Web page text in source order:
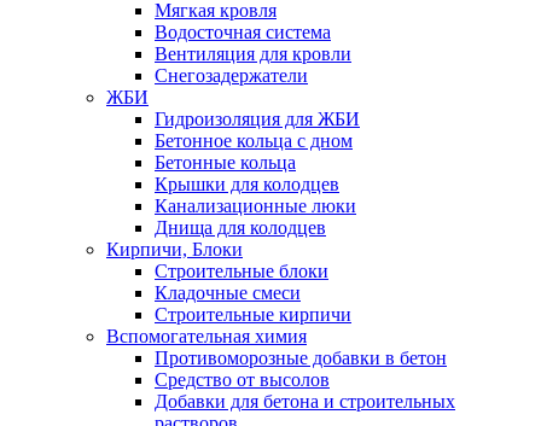
Мягкая кровля
Водосточная система
Вентиляция для кровли
Снегозадержатели
ЖБИ
Гидроизоляция для ЖБИ
Бетонное кольца с дном
Бетонные кольца
Крышки для колодцев
Канализационные люки
Днища для колодцев
Кирпичи, Блоки
Строительные блоки
Кладочные смеси
Строительные кирпичи
Вспомогательная химия
Противоморозные добавки в бетон
Средство от высолов
Добавки для бетона и строительных